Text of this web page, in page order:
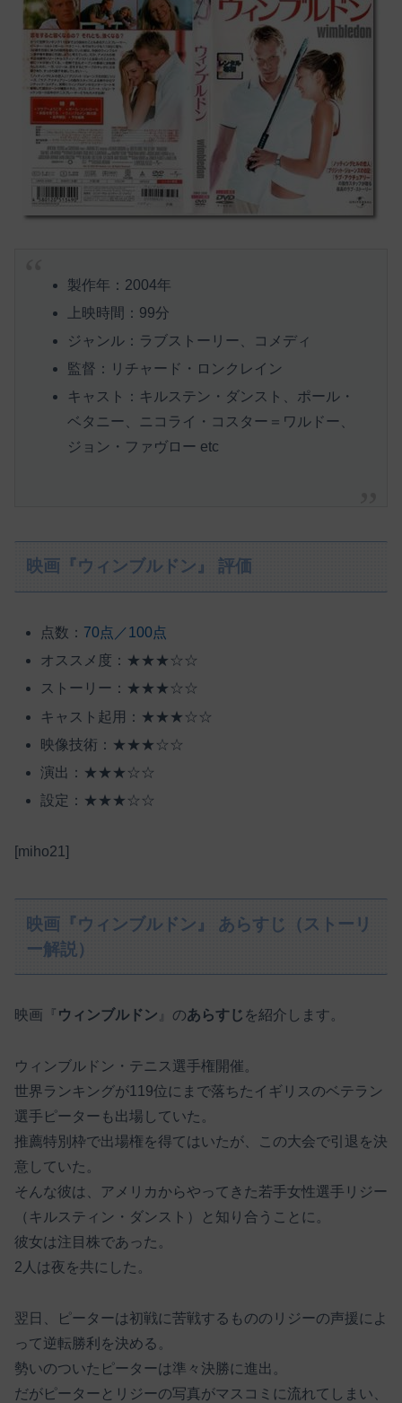
製作年：2004年
上映時間：99分
ジャンル：ラブストーリー、コメディ
監督：リチャード・ロンクレイン
キャスト：キルステン・ダンスト、ポール・
ベタニー、ニコライ・コスター＝ワルドー、
ジョン・ファヴロー etc
映画『ウィンブルドン』 評価
点数： 70点／100点
オススメ度：★★★☆☆
ストーリー：★★★☆☆
キャスト起用：★★★☆☆
映像技術：★★★☆☆
演出：★★★☆☆
設定：★★★☆☆
[miho21]
映画『ウィンブルドン』 あらすじ（ストーリ
ー解説）
映画『 ウィンブルドン 』のあらすじ を紹介します。
ウィンブルドン・テニス選手権開催。
世界ランキングが119位にまで落ちたイギリスのベテラン
選手ピーターも出場していた。
推薦特別枠で出場権を得てはいたが、この大会で引退を決
意していた。
そんな彼は、アメリカからやってきた若手女性選手リジー
（キルスティン・ダンスト）と知り合うことに。
彼女は注目株であった。
2人は夜を共にした。
翌日、ピーターは初戦に苦戦するもののリジーの声援によ
って逆転勝利を決める。
勢いのついたピーターは準々決勝に進出。
だがピーターとリジーの写真がマスコミに流れてしまい、